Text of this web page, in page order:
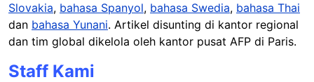
Slovakia, bahasa Spanyol, bahasa Swedia, bahasa Thai
dan bahasa Yunani.​ Artikel disunting di kantor regional
dan tim global dikelola oleh kantor pusat AFP di Paris.
Staff Kami